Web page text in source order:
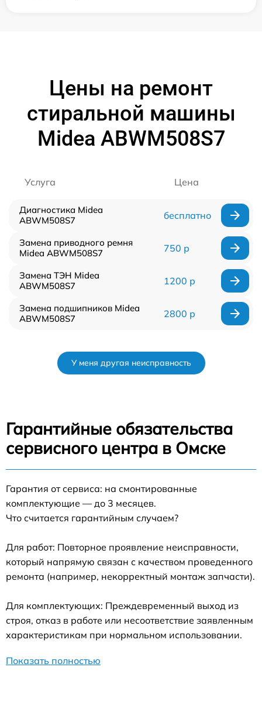
Цены на ремонт
стиральной машины
Midea ABWM508S7
Услуга Цена
Диагностика Midea
ABWM508S7
бесплатно
Замена приводного ремня
Midea ABWM508S7
750 р
Замена ТЭН Midea
ABWM508S7
1200 р
Замена подшипников Midea
ABWM508S7
2800 р
У меня другая неисправность
Гарантийные обязательства
сервисного центра в Омске
Гарантия от сервиса: на смонтированные
комплектующие — до 3 месяцев.
Что считается гарантийным случаем?
Для работ: Повторное проявление неисправности,
который напрямую связан с качеством проведенного
ремонта (например, некорректный монтаж запчасти).
Для комплектующих: Преждевременный выход из
строя, отказ в работе или несоответствие заявленным
характеристикам при нормальном использовании.
Показать полностью